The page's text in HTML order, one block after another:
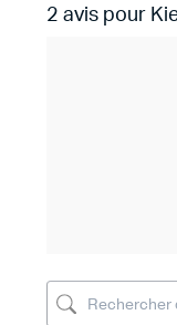
2 avis pour